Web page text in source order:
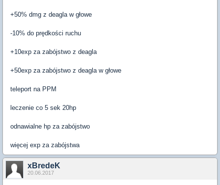
+50% dmg z deagla w głowe
-10% do prędkości ruchu
+10exp za zabójstwo z deagla
+50exp za zabójstwo z deagla w głowe
teleport na PPM
leczenie co 5 sek 20hp
odnawialne hp za zabójstwo
więcej exp za zabójstwa
xBredeK
20.06.2017